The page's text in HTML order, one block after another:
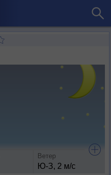
Ветер
Ю-З, 2 м/с